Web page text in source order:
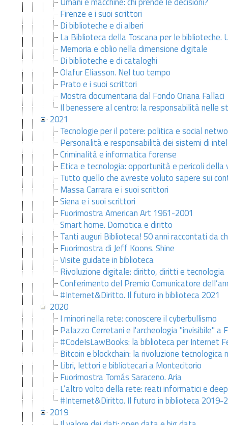
Firenze e i suoi scrittori
Di biblioteche e di alberi
La Biblioteca della Toscana per le
Memoria e oblio nella dimensione digitale
Di biblioteche e di cataloghi
Olafur Eliasson. Nel tuo tempo
Prato e i suoi scrittori
Mostra documentaria dal Fondo Oriana Fallaci
Il benessere al centro: la responsabilità nelle
2021
Tecnologie per il potere: politica e social
Personalità e responsabilità dei sistemi di
Criminalità e informatica forense
Etica e tecnologia: opportunità e pericoli
Tutto quello che avreste voluto sapere sui
Massa Carrara e i suoi scrittori
Siena e i suoi scrittori
Fuorimostra American Art 1961-2001
Smart home. Domotica e diritto
Tanti auguri Biblioteca! 50 anni raccontati da
Fuorimostra di Jeff Koons. Shine
Visite guidate in biblioteca
Rivoluzione digitale: diritto, diritti e tecnologia
Conferimento del Premio Comunicatore
#Internet&Diritto. Il futuro in biblioteca 2021
2020
I minori nella rete: conoscere il cyberbullismo
Palazzo Cerretani e l'archeologia "invisibile" a
#CodeIsLawBooks: la biblioteca per Internet
Bitcoin e blockchain: la rivoluzione tecnologica
Libri, lettori e bibliotecari a Montecitorio
Fuorimostra Tomás Saraceno. Aria
L’altro volto della rete: reati informatici e
#Internet&Diritto. Il futuro in biblioteca 2019-
2019